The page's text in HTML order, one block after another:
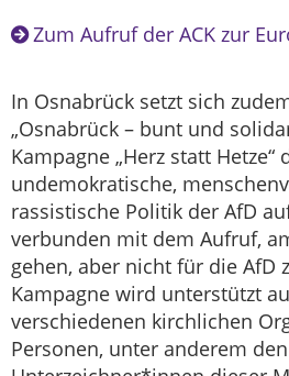
Zum Aufruf der ACK zur
In Osnabrück setzt sich
„Osnabrück – bunt und
Kampagne „Herz statt Hetze“
undemokratische,
rassistische Politik der AfD
verbunden mit dem Aufruf,
gehen, aber nicht für die AfD
Kampagne wird unterstützt
verschiedenen kirchlichen
Personen, unter anderem den